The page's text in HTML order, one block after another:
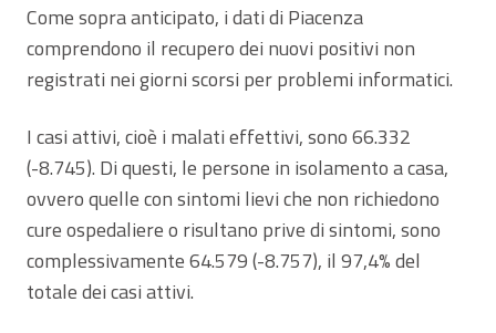
Come sopra anticipato, i dati di Piacenza
comprendono il recupero dei nuovi positivi non
registrati nei giorni scorsi per problemi informatici.
I casi attivi, cioè i malati effettivi, sono 66.332
(-8.745). Di questi, le persone in isolamento a casa,
ovvero quelle con sintomi lievi che non richiedono
cure ospedaliere o risultano prive di sintomi, sono
complessivamente 64.579 (-8.757), il 97,4% del
totale dei casi attivi.